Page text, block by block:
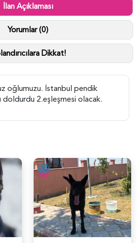
İlan Açıklaması
Yorumlar (0)
Dikkat!
oğlumuzu. İstanbul pendik
doldurdu 2.eşleşmesi olacak.